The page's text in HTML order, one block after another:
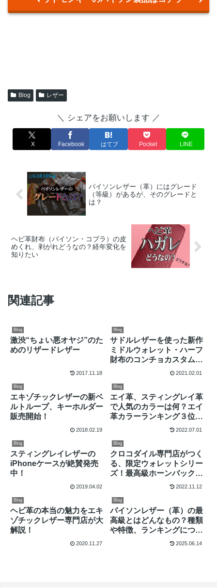
Blog レザー
＼ シェアをお願いします ／
X Facebook はてブ Pocket LINE
パイソンレザー（革）にはグレード
（等級）があるが、そのグレードと
は？
ヘビ革財布（パイソン・コブラ）の皮
めくれ、剥がれどうなの？経年変化を
知りたい
関連記事
Blog
激渋“ちょい悪オヤジ”のた
めのリザードレザー
2017.11.18
Blog
サドルレザーを使った新作
ミドルウォレット・ハーフ
財布のコンチョカスタムス
2021.02.01
Blog
エキゾチックレザーの新ベ
ルトループ、キーホルダー
販売開始！
2018.02.19
Blog
エイ革、スティングレイ革
で人気のカラーは何？エイ
革カラーランキング３位は
レッド、２位はグリーン、
2022.07.01
Blog
スティングレイレザーの
iPhoneケースが絶賛発売
中！
2019.04.02
Blog
クロコダイル専門店がつく
る、限定ウォレットシリー
ズ！最高級ホーンバックの
マットクロコダイル長財布
2022.11.12
Blog
ヘビ革の本当の魅力をエキ
ゾチックレザー専門店が大
解説！
2020.11.27
Blog
パイソンレザー（革）の最
高級とはどんなもの？種類
や特徴、ランキングについ
2025.06.14